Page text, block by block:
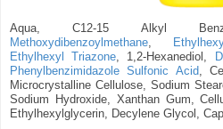
Aqua, C12-15 Alkyl
Methoxydibenzoylmethane
Ethylhexyl Triazone , 1,2-Hexanediol,
Phenylbenzimidazole Sulfonic Acid ,
Microcrystalline Cellulose, Sodium
Sodium Hydroxide, Xanthan Gum,
Ethylhexylglycerin, Decylene Glycol,